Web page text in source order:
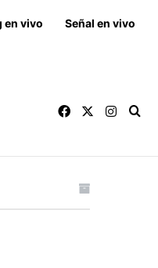
en vivo Señal en vivo
Facebook